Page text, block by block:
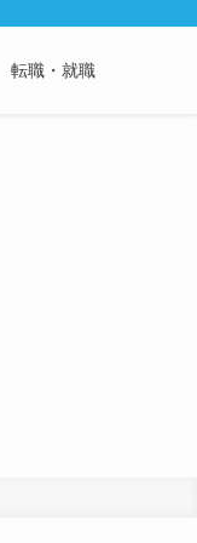
転職・就職